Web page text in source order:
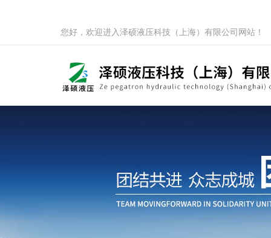
您好，欢迎进入泽硕液压科技（上海）有限公司网站！